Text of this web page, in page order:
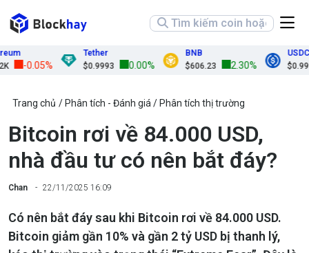
-0.05%
Tether
$0.9993
0.00%
BNB
$606.23
2.30%
USDC
$0.9999
Trang chủ Phân tích - Đánh giá Phân tích thị trường
Bitcoin rơi về 84.000 USD,
nhà đầu tư có nên bắt đáy?
Chan 22/11/2025 16:09
Có nên bắt đáy sau khi Bitcoin rơi về 84.000 USD.
Bitcoin giảm gần 10% và gần 2 tỷ USD bị thanh lý,